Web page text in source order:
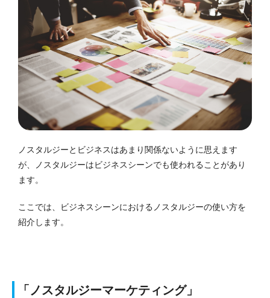
ノスタルジーとビジネスはあまり関係ないように思えます
が、ノスタルジーはビジネスシーンでも使われることがあり
ます。
ここでは、ビジネスシーンにおけるノスタルジーの使い方を
紹介します。
「ノスタルジーマーケティング」